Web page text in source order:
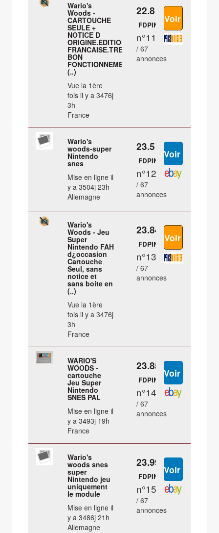
Wario's
Woods -
CARTOUCHE
SEULE +
NOTICE D
ORIGINE.EDITION
FRANCAISE.TRES
BON
FONCTIONNEMENT.EN
(..)
Vue la 1ère
fois il y a 3476j
3h
France
22.8 €
FDPIN
n°11
/ 67
annonces
Wario's
woods-super
Nintendo
snes
Mise en ligne il
y a 3504j 23h
Allemagne
23.5 €
FDPIN
n°12
/ 67
annonces
Wario's
Woods - Jeu
Super
Nintendo FAH
d¿occasion
Cartouche
Seul, sans
notice et
sans boite en
(..)
Vue la 1ère
fois il y a 3476j
3h
France
23.84 €
FDPIN
n°13
/ 67
annonces
WARIO'S
WOODS -
cartouche
Jeu Super
Nintendo
SNES PAL
Mise en ligne il
y a 3493j 19h
France
23.85 €
FDPIN
n°14
/ 67
annonces
Wario's
woods snes
super
Nintendo jeu
uniquement
le module
Mise en ligne il
y a 3486j 21h
Allemagne
23.99 €
FDPIN
n°15
/ 67
annonces